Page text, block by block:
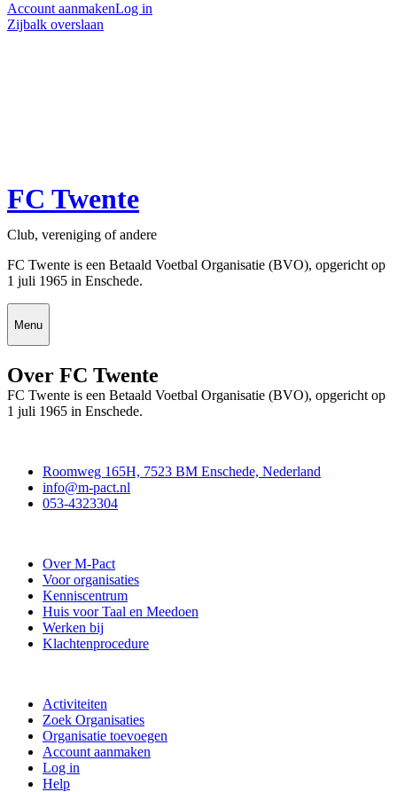
Account aanmakenLog in
Zijbalk overslaan
FC Twente
Club, vereniging of andere
FC Twente is een Betaald Voetbal Organisatie (BVO), opgericht op
1 juli 1965 in Enschede.
Menu
Over FC Twente
FC Twente is een Betaald Voetbal Organisatie (BVO), opgericht op
1 juli 1965 in Enschede.
Roomweg 165H, 7523 BM Enschede, Nederland
info@m-pact.nl
053-4323304
Over M-Pact
Voor organisaties
Kenniscentrum
Huis voor Taal en Meedoen
Werken bij
Klachtenprocedure
Activiteiten
Zoek Organisaties
Organisatie toevoegen
Account aanmaken
Log in
Help